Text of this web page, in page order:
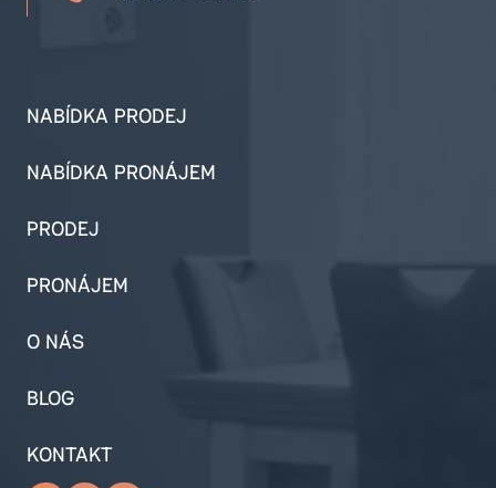
NABÍDKA PRODEJ
NABÍDKA PRONÁJEM
PRODEJ
PRONÁJEM
O NÁS
BLOG
KONTAKT